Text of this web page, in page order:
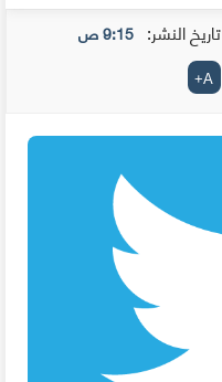
تاريخ النشر: 9:15 ص
A
+